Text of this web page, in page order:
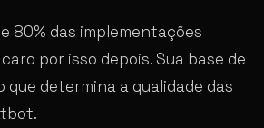
80% das implementações
por isso depois. Sua base de
que determina a qualidade das